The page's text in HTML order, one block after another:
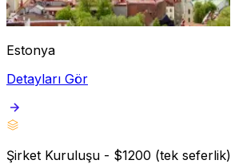
Estonya
Detayları Gör
Şirket Kuruluşu - $1200 (tek seferlik)